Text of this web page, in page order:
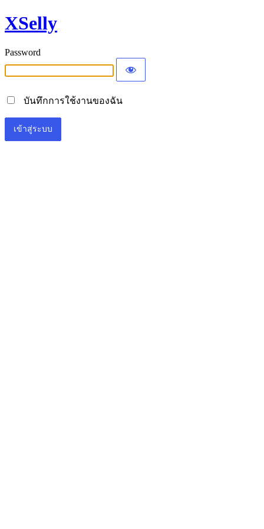
XSelly
Password
บันทึกการใช้งานของฉัน